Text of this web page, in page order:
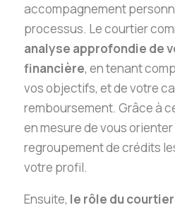
accompagnement
processus. Le courtier
analyse approfondie de
financière, en tenant
vos objectifs, et de votre
remboursement. Grâce à
en mesure de vous
regroupement de crédits
votre profil.
Ensuite, le rôle du courtier